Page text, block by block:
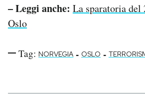
– Leggi anche: La sparatoria del
Oslo
Tag: NORVEGIA - OSLO -